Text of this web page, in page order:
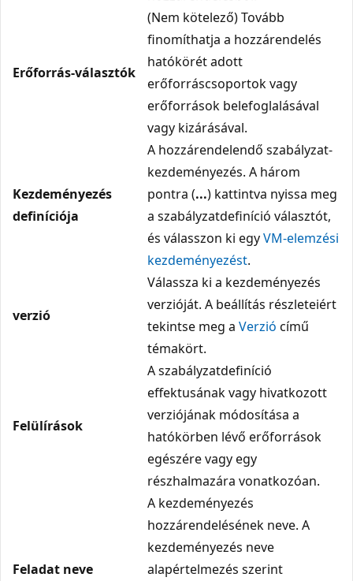
Erőforrás-választók
(Nem kötelező) Tovább
finomíthatja a hozzárendelés
hatókörét adott
erőforráscsoportok vagy
erőforrások belefoglalásával
vagy kizárásával.
Kezdeményezés
definíciója
A hozzárendelendő szabályzat-
kezdeményezés. A három
pontra (...) kattintva nyissa meg
a szabályzatdefiníció választót,
és válasszon ki egyVM-elemzési
kezdeményezést.
verzió
Válassza ki a kezdeményezés
verzióját. A beállítás részleteiért
tekintse meg a Verzió című
témakört.
Felülírások
A szabályzatdefiníció
effektusának vagy hivatkozott
verziójának módosítása a
hatókörben lévő erőforrások
egészére vagy egy
részhalmazára vonatkozóan.
Feladat neve
A kezdeményezés
hozzárendelésének neve. A
kezdeményezés neve
alapértelmezés szerint